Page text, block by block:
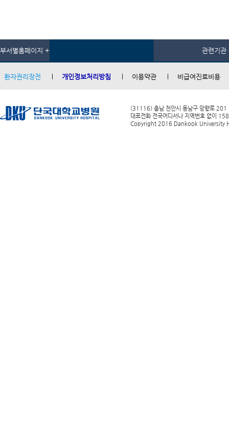
부서별홈페이지 + 관련기관
환자권리장전 개인정보처리방침 이용약관 비급여진료비용
(31116) 충남 천안시 동남구 망향로 201
대표전화 전국어디서나 지역번호 없이
Copyright 2016 Dankook University